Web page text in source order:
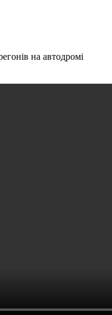
на автодромі